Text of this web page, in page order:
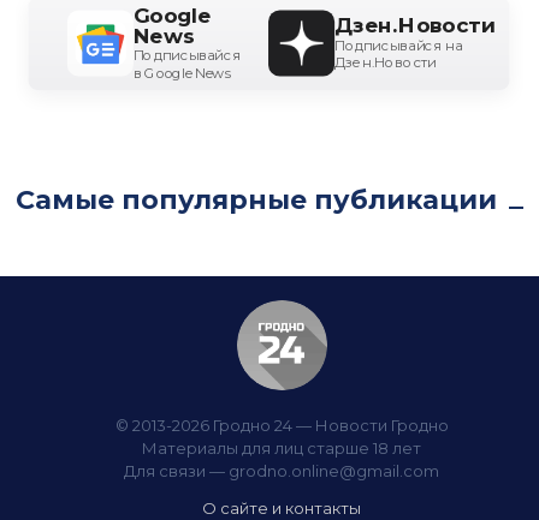
Google
News
Подписывайся
в Google News
Дзен.Новости
Подписывайся на
Дзен.Новости
Самые популярные публикации
© 2013-2026 Гродно 24 — Новости Гродно
Материалы для лиц старше 18 лет
Для связи — grodno.online@gmail.com
О сайте и контакты